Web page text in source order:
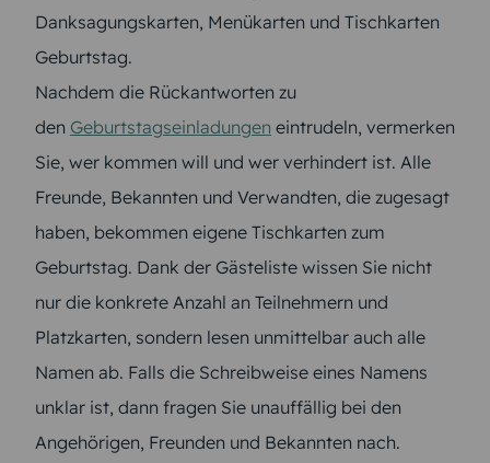
Danksagungskarten, Menükarten und Tischkarten
Geburtstag.
Nachdem die Rückantworten zu
den Geburtstagseinladungen eintrudeln, vermerken
Sie, wer kommen will und wer verhindert ist. Alle
Freunde, Bekannten und Verwandten, die zugesagt
haben, bekommen eigene Tischkarten zum
Geburtstag. Dank der Gästeliste wissen Sie nicht
nur die konkrete Anzahl an Teilnehmern und
Platzkarten, sondern lesen unmittelbar auch alle
Namen ab. Falls die Schreibweise eines Namens
unklar ist, dann fragen Sie unauffällig bei den
Angehörigen, Freunden und Bekannten nach.